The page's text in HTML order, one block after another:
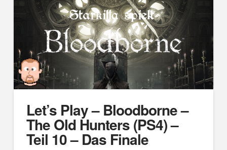
Let’s Play – Bloodborne –
The Old Hunters (PS4) –
Teil 10 – Das Finale